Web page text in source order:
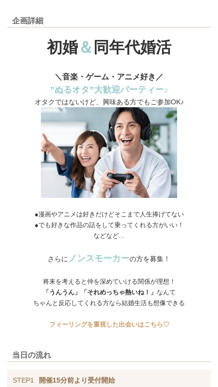
企画詳細
初婚＆ 同年代婚活
＼音楽・ゲーム・アニメ好き／
”ぬるオタ”大歓迎パーティー♪
オタクではないけど、興味ある方でもご参加OK♪
●漫画やアニメは好きだけどそこまで人生捧げてない
●でも好きな作品の話をして乗ってくれる方がいい！
などなど...
さらに ノンスモーカーの方を募集！
将来を考えると仲を深めていける関係が理想！
「うんうん」「それめっちゃ熱いね！」 なんて
ちゃんと反応してくれる方なら結婚生活も想像できる
フィーリングを重視した出会いはこちら♡
当日の流れ
STEP1 開催15分前より受付開始